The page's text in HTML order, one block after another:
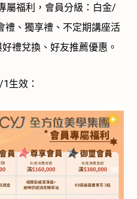
屬福利，會員分級：白金/
、獨享禮、不定期講座活
禮兌換、好友推薦優惠。
生效：